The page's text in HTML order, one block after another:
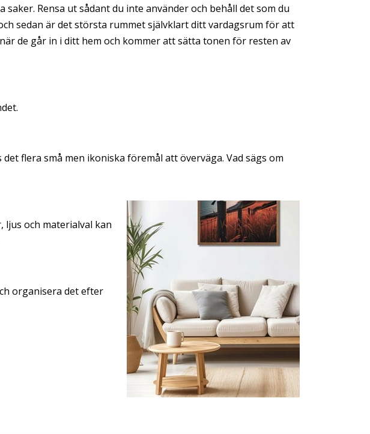
Rensa ut sådant du inte använder och behåll det som du
sedan är det största rummet självklart ditt vardagsrum för att
de går in i ditt hem och kommer att sätta tonen för resten av
flera små men ikoniska föremål att överväga. Vad sägs om
ljus och materialval kan
organisera det efter